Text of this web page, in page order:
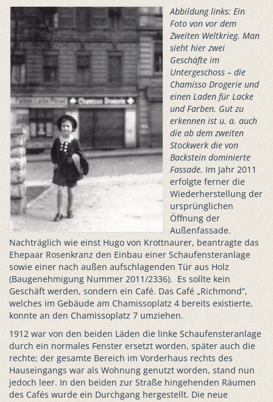
Abbildung links: Ein
Foto von vor dem
Zweiten Weltkrieg. Man
sieht hier zwei
Geschäfte im
Untergeschoss – die
Chamisso Drogerie und
einen Laden für Lacke
und Farben. Gut zu
erkennen ist u. a. auch
die ab dem zweiten
Stockwerk die von
Backstein dominierte
Fassade. Im Jahr 2011
erfolgte ferner die
Wiederherstellung der
ursprünglichen
Öffnung der
Außenfassade.
Nachträglich wie einst Hugo von Krottnaurer, beantragte das
Ehepaar Rosenkranz den Einbau einer Schaufensteranlage
sowie einer nach außen aufschlagenden Tür aus Holz
(Baugenehmigung Nummer 2011/2336). Es sollte kein
Geschäft werden, sondern ein Café. Das Café „Richmond“,
welches im Gebäude am Chamissoplatz 4 bereits existierte,
konnte an den Chamissoplatz 7 umziehen.
1912 war von den beiden Läden die linke Schaufensteranlage
durch ein normales Fenster ersetzt worden, später auch die
rechte; der gesamte Bereich im Vorderhaus rechts des
Hauseingangs war als Wohnung genutzt worden, stand nun
jedoch leer. In den beiden zur Straße hingehenden Räumen
des Cafés wurde ein Durchgang hergestellt. Die neue